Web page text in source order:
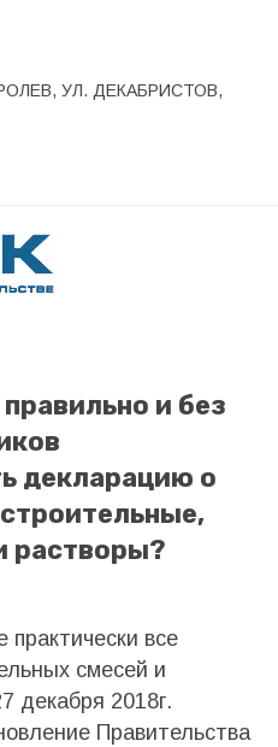
, УЛ. ДЕКАБРИСТОВ,
и без
декларацию о
растворы?
все
смесей и
декабря 2018г.
Правительства